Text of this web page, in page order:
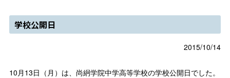
学校公開日
2015/10/14
10月13日（月）は、尚絅学院中学高等学校の学校公開日でした。